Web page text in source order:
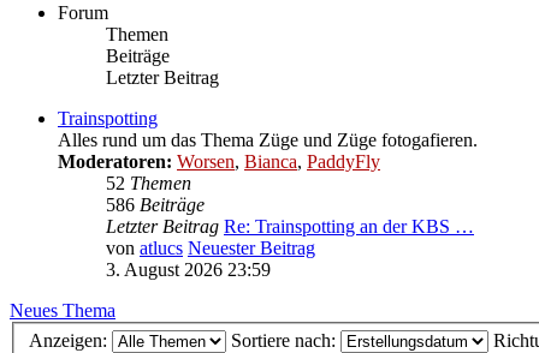
Forum
Themen
Beiträge
Letzter Beitrag
Trainspotting
Alles rund um das Thema Züge und Züge fotogafieren.
Moderatoren: Worsen, Bianca, PaddyFly
52 Themen
586 Beiträge
Letzter Beitrag Re: Trainspotting an der KBS …
von atlucs Neuester Beitrag
3. August 2026 23:59
Neues Thema
Anzeigen:
Sortiere nach: